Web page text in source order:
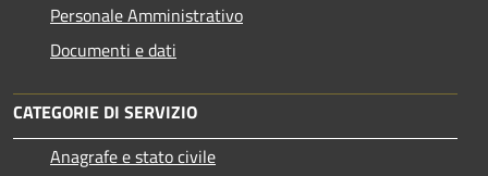
Personale Amministrativo
Documenti e dati
CATEGORIE DI SERVIZIO
Anagrafe e stato civile